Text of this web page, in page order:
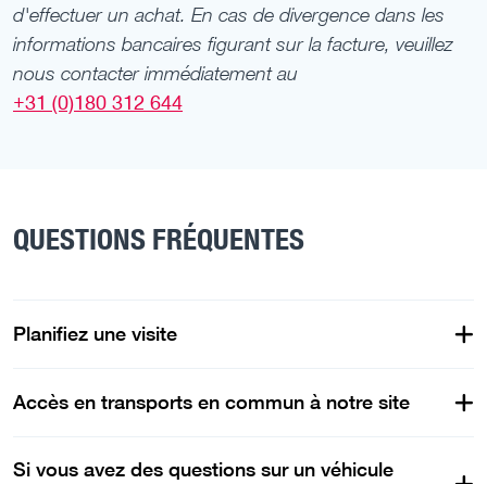
d'effectuer un achat. En cas de divergence dans les
informations bancaires figurant sur la facture, veuillez
nous contacter immédiatement au
+31 (0)180 312 644
QUESTIONS FRÉQUENTES
Planifiez une visite
Accès en transports en commun à notre site
Si vous avez des questions sur un véhicule